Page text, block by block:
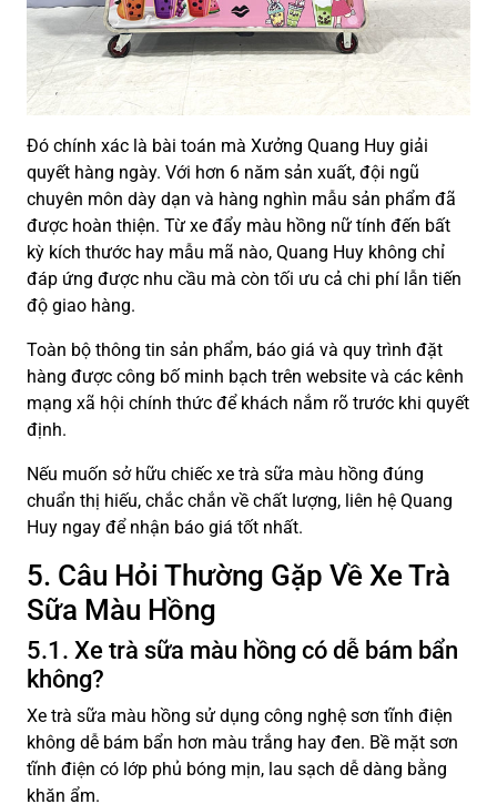
Đó chính xác là bài toán mà Xưởng Quang Huy giải
quyết hàng ngày. Với hơn 6 năm sản xuất, đội ngũ
chuyên môn dày dạn và hàng nghìn mẫu sản phẩm đã
được hoàn thiện. Từ xe đẩy màu hồng nữ tính đến bất
kỳ kích thước hay mẫu mã nào, Quang Huy không chỉ
đáp ứng được nhu cầu mà còn tối ưu cả chi phí lẫn tiến
độ giao hàng.
Toàn bộ thông tin sản phẩm, báo giá và quy trình đặt
hàng được công bố minh bạch trên website và các kênh
mạng xã hội chính thức để khách nắm rõ trước khi quyết
định.
Nếu muốn sở hữu chiếc xe trà sữa màu hồng đúng
chuẩn thị hiếu, chắc chắn về chất lượng, liên hệ Quang
Huy ngay để nhận báo giá tốt nhất.
5. Câu Hỏi Thường Gặp Về Xe Trà
Sữa Màu Hồng
5.1. Xe trà sữa màu hồng có dễ bám bẩn
không?
Xe trà sữa màu hồng sử dụng công nghệ sơn tĩnh điện
không dễ bám bẩn hơn màu trắng hay đen. Bề mặt sơn
tĩnh điện có lớp phủ bóng mịn, lau sạch dễ dàng bằng
khăn ẩm.